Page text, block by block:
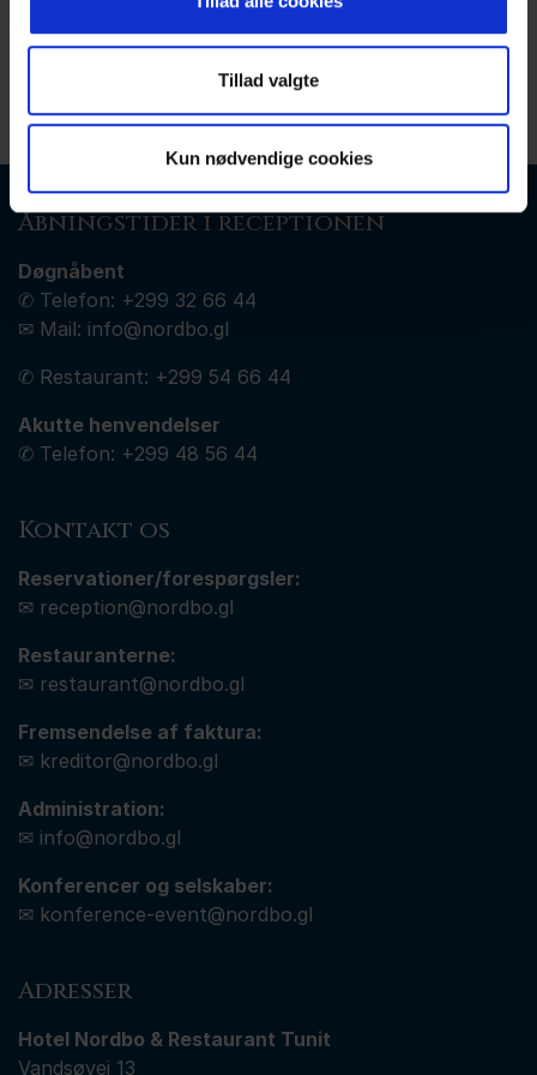
Tillad valgte
Kun nødvendige cookies
Åbningstider i receptionen
Døgnåbent
✆ Telefon: +299 32 66 44
✉ Mail: info@nordbo.gl
✆ Restaurant: +299 54 66 44
Akutte henvendelser
✆ Telefon: +299 48 56 44
Kontakt os
Reservationer/forespørgsler:
✉ reception@nordbo.gl
Restauranterne:
✉ restaurant@nordbo.gl
Fremsendelse af faktura:
✉ kreditor@nordbo.gl
Administration:
✉ info@nordbo.gl
Konferencer og selskaber:
✉ konference-event@nordbo.gl
Adresser
Hotel Nordbo & Restaurant Tunit
Vandsøvej 13